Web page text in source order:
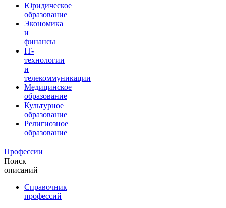
Юридическое
образование
Экономика
и
финансы
IT-
технологии
и
телекоммуникации
Медицинское
образование
Культурное
образование
Религиозное
образование
Профессии
Поиск
описаний
Справочник
профессий